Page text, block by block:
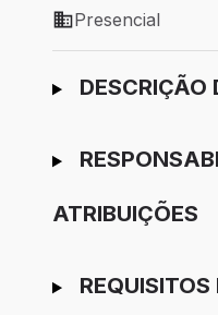
Modelo de trabalho:
Presencial
Ir para candidatura
DESCRIÇÃO
ATRIBUIÇÕES